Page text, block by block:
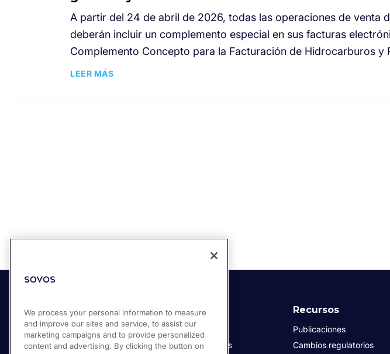
A partir del 24 de abril de 2026, todas las operaciones de venta
deberán incluir un complemento especial en sus facturas
Complemento Concepto para la Facturación de Hidrocarburos y
LEER MÁS
Soluciones
Compliance Cloud
Productos
Industrias
Manufactura
Servicios financieros
Recursos
Publicaciones
Cambios regulatorios
We process your personal information to measure
and improve our sites and service, to assist our
marketing campaigns and to provide personalized
content and advertising. By clicking the button on